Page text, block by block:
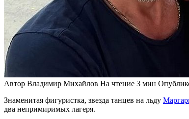
Автор Владимир Михайлов На чтение 3 мин
Знаменитая фигуристка, звезда танцев на льду
два непримиримых лагеря.